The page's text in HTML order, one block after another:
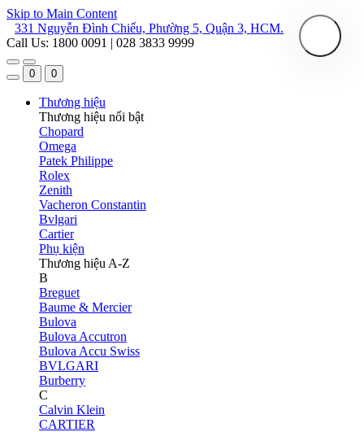
Skip to Main Content
331 Nguyễn Đình Chiểu, Phường 5, Quận 3, HCM.
Call Us: 1800 0091 | 028 3833 9999
0 0
Thương hiệu
Thương hiệu nổi bật
Chopard
Omega
Patek Philippe
Rolex
Zenith
Vacheron Constantin
Bvlgari
Cartier
Phụ kiện
Thương hiệu A-Z
B
Breguet
Baume & Mercier
Bulova
Bulova Accutron
Bulova Accu Swiss
BVLGARI
Burberry
C
Calvin Klein
CARTIER